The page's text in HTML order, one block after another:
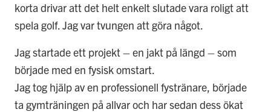
korta drivar att det helt enkelt slutade vara roligt att
spela golf. Jag var tvungen att göra något.
Jag startade ett projekt – en jakt på längd – som
började med en fysisk omstart.
Jag tog hjälp av en professionell fystränare, började
ta gymträningen på allvar och har sedan dess ökat